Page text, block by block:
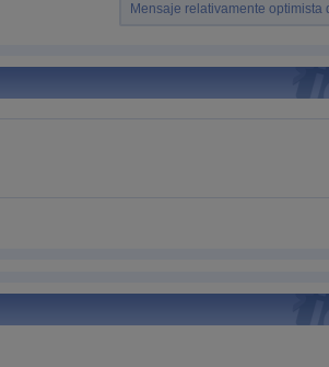
Mensaje relativamente optimista